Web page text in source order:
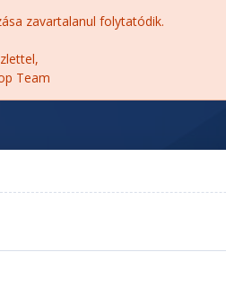
zavartalanul folytatódik.
Team